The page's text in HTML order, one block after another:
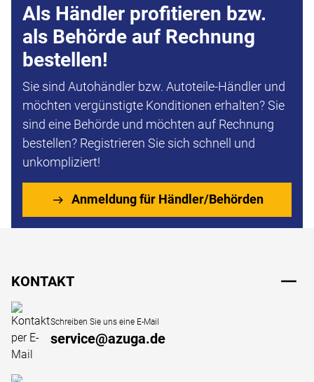
Als Händler profitieren bzw.
als Behörde auf Rechnung
bestellen!
Sie sind Autohändler bzw. Autoteile-Händler und
möchten vergünstigte Konditionen erhalten? Sie
sind eine Behörde und möchten auf Rechnung
bestellen? Registrieren Sie sich schnell und
unkompliziert!
Anmeldung für Händler/Behörden
KONTAKT
Schreiben Sie uns eine E-Mail
service@azuga.de